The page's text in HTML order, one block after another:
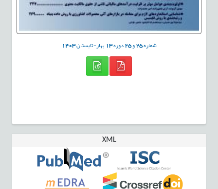
شماره25و25دوره13بهار-تابستان1403
XML